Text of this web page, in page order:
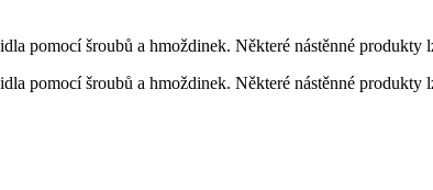
pomocí šroubů a hmoždinek. Některé nástěnné
pomocí šroubů a hmoždinek. Některé nástěnné